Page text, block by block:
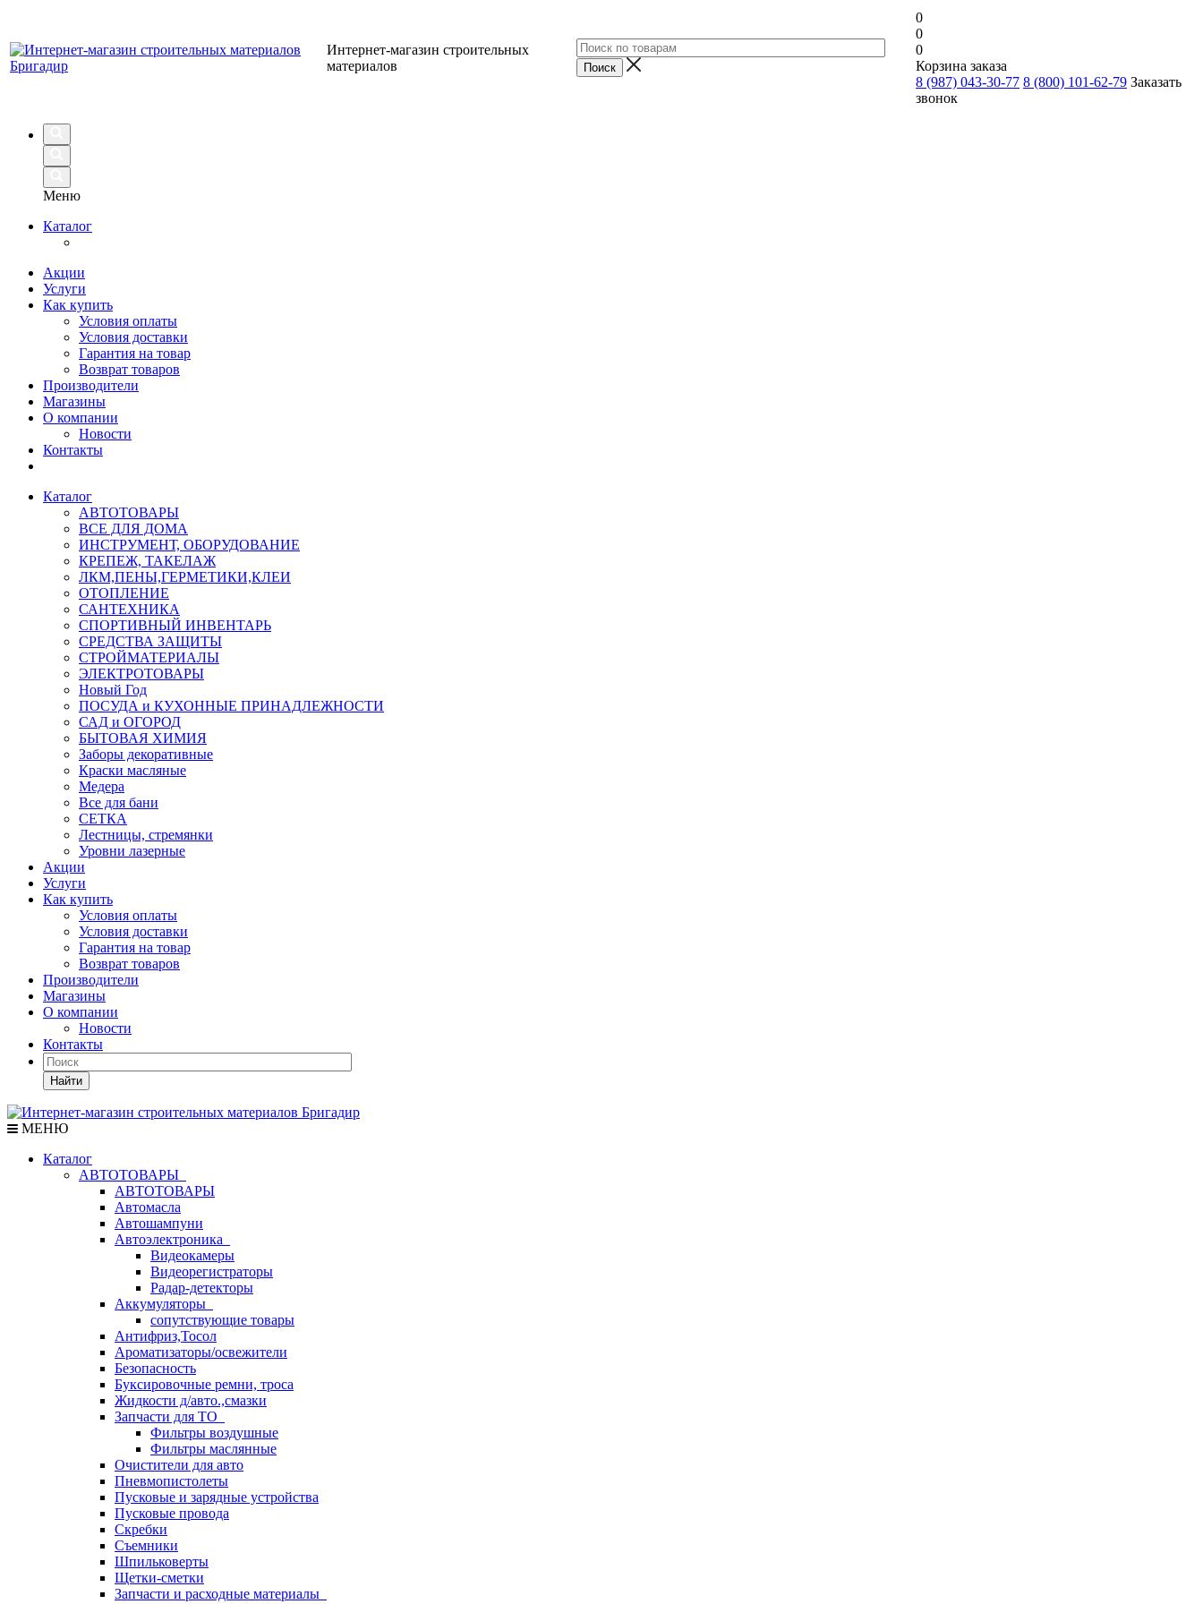
Интернет-магазин строительных
материалов
0
0
0
Корзина заказа
8 (987) 043-30-77 8 (800) 101-62-79 Заказать
звонок
Меню
Каталог
Акции
Услуги
Как купить
Условия оплаты
Условия доставки
Гарантия на товар
Возврат товаров
Производители
Магазины
О компании
Новости
Контакты
Каталог
АВТОТОВАРЫ
ВСЕ ДЛЯ ДОМА
ИНСТРУМЕНТ, ОБОРУДОВАНИЕ
КРЕПЕЖ, ТАКЕЛАЖ
ЛКМ,ПЕНЫ,ГЕРМЕТИКИ,КЛЕИ
ОТОПЛЕНИЕ
САНТЕХНИКА
СПОРТИВНЫЙ ИНВЕНТАРЬ
СРЕДСТВА ЗАЩИТЫ
СТРОЙМАТЕРИАЛЫ
ЭЛЕКТРОТОВАРЫ
Новый Год
ПОСУДА и КУХОННЫЕ ПРИНАДЛЕЖНОСТИ
САД и ОГОРОД
БЫТОВАЯ ХИМИЯ
Заборы декоративные
Краски масляные
Медера
Все для бани
СЕТКА
Лестницы, стремянки
Уровни лазерные
Акции
Услуги
Как купить
Условия оплаты
Условия доставки
Гарантия на товар
Возврат товаров
Производители
Магазины
О компании
Новости
Контакты
Найти
МЕНЮ
Каталог
АВТОТОВАРЫ
АВТОТОВАРЫ
Автомасла
Автошампуни
Автоэлектроника
Видеокамеры
Видеорегистраторы
Радар-детекторы
Аккумуляторы
сопутствующие товары
Антифриз,Тосол
Ароматизаторы/освежители
Безопасность
Буксировочные ремни, троса
Жидкости д/авто.,смазки
Запчасти для ТО
Фильтры воздушные
Фильтры маслянные
Очистители для авто
Пневмопистолеты
Пусковые и зарядные устройства
Пусковые провода
Скребки
Съемники
Шпильковерты
Щетки-сметки
Запчасти и расходные материалы